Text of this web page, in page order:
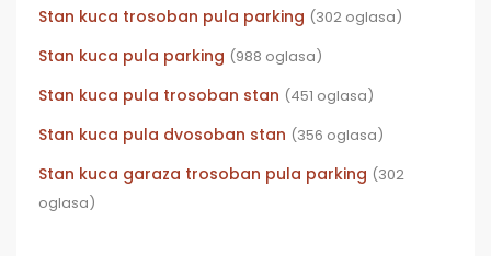
Stan kuca trosoban pula parking (302 oglasa)
Stan kuca pula parking (988 oglasa)
Stan kuca pula trosoban stan (451 oglasa)
Stan kuca pula dvosoban stan (356 oglasa)
Stan kuca garaza trosoban pula parking (302
oglasa)